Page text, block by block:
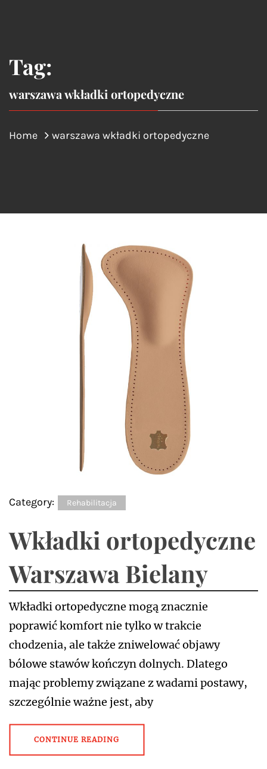
Tag:
warszawa wkładki ortopedyczne
Home warszawa wkładki ortopedyczne
Category: Rehabilitacja
Wkładki ortopedyczne
Warszawa Bielany
Wkładki ortopedyczne mogą znacznie
poprawić komfort nie tylko w trakcie
chodzenia, ale także zniwelować objawy
bólowe stawów kończyn dolnych. Dlatego
mając problemy związane z wadami postawy,
szczególnie ważne jest, aby
CONTINUE READING